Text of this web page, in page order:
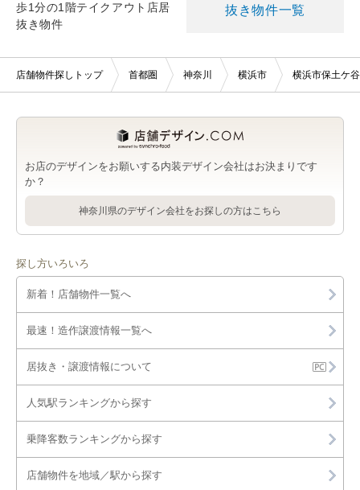
歩1分の1階テイクアウト店居
抜き物件
抜き物件一覧
店舗物件探しトップ 首都圏 神奈川 横浜市 横浜市保土ケ
お店のデザインをお願いする内装デザイン会社はお決まりです
か？
神奈川県のデザイン会社をお探しの方はこちら
探し方いろいろ
新着！店舗物件一覧へ
最速！造作譲渡情報一覧へ
居抜き・譲渡情報について
人気駅ランキングから探す
乗降客数ランキングから探す
店舗物件を地域／駅から探す